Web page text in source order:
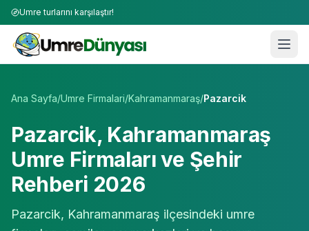
Umre turlarını karşılaştır!
Ana Sayfa/Umre Firmalari/Kahramanmaraş/Pazarcik
Pazarcik, Kahramanmaraş
Umre Firmaları ve Şehir
Rehberi 2026
Pazarcik, Kahramanmaraş ilçesindeki umre